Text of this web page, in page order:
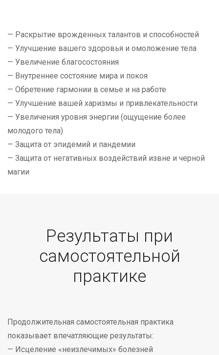
— Раскрытие врожденных талантов и способностей
— Улучшение вашего здоровья и омоложение тела
— Увеличение благосостояния
— Внутреннее состояние мира и покоя
— Обретение гармонии в семье и на работе
— Улучшение вашей харизмы и привлекательности
— Увеличения уровня энергии (ощущение более
молодого тела)
— Защита от эпидемий и пандемии
— Защита от негативных воздействий извне и черной
магии
Результаты при
самостоятельной
практике
Продолжительная самостоятельная практика
показывает впечатляющие результаты:
— Исцеление «неизлечимых» болезней